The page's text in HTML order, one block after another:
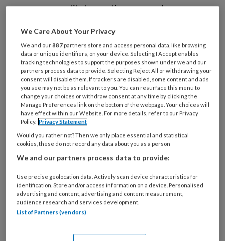
artikelen gratis per maand
Al een account of abonnement?
Wat
is
je
e-
mailadres?
* *
Kies
je
wachtwoord*
Kies
functie
Bij
welke
organisatie
werk
We Care About Your Privacy
We and our887 partners store and access personal data, like browsing
data or unique identifiers, on your device. Selecting I Accept enables
tracking technologies to support the purposes shown under we and our
partners process data to provide. Selecting Reject All or withdrawing your
consent will disable them. If trackers are disabled, some content and ads
you see may not be as relevant to you. You can resurface this menu to
change your choices or withdraw consent at any time by clicking the
Manage Preferences link on the bottom of the webpage. Your choices will
have effect within our Website. For more details, refer to our Privacy
Policy. Privacy Statement
Would you rather not? Then we only place essential and statistical
cookies, these do not record any data about you as a person
We and our partners process data to provide:
Use precise geolocation data. Actively scan device characteristics for
identification. Store and/or access information on a device. Personalised
advertising and content, advertising and content measurement,
audience research and services development.
List of Partners (vendors)